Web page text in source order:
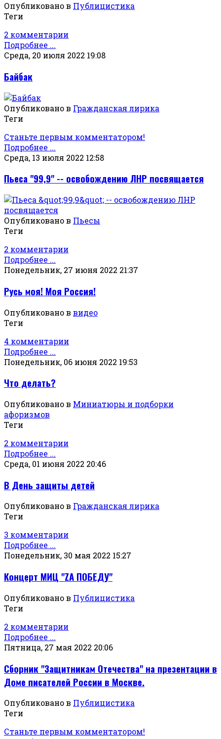
Опубликовано в Публицистика
Теги
2 комментарии
Подробнее ...
Среда, 20 июля 2022 19:08
Байбак
Опубликовано в Гражданская лирика
Теги
Станьте первым комментатором!
Подробнее ...
Среда, 13 июля 2022 12:58
Пьеса "99,9" -- освобождению ЛНР посвящается
Опубликовано в Пьесы
Теги
2 комментарии
Подробнее ...
Понедельник, 27 июня 2022 21:37
Русь моя! Моя Россия!
Опубликовано в видео
Теги
4 комментарии
Подробнее ...
Понедельник, 06 июня 2022 19:53
Что делать?
Опубликовано в Миниатюры и подборки
афоризмов
Теги
2 комментарии
Подробнее ...
Среда, 01 июня 2022 20:46
В День защиты детей
Опубликовано в Гражданская лирика
Теги
3 комментарии
Подробнее ...
Понедельник, 30 мая 2022 15:27
Концерт МИЦ "ZА ПОБЕДУ"
Опубликовано в Публицистика
Теги
2 комментарии
Подробнее ...
Пятница, 27 мая 2022 20:06
Сборник "Защитникам Отечества" на презентации в
Доме писателей России в Москве.
Опубликовано в Публицистика
Теги
Станьте первым комментатором!